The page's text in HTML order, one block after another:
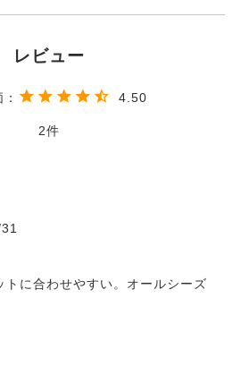
4.50
2
トに合わせやすい。オールシーズ